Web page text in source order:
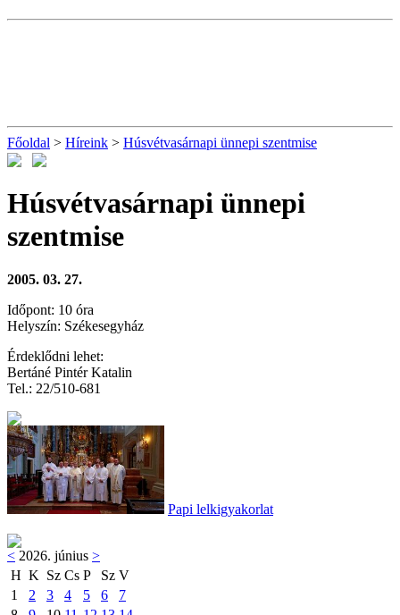
Főoldal > Híreink > Húsvétvasárnapi ünnepi szentmise
Húsvétvasárnapi ünnepi
szentmise
2005. 03. 27.
Időpont: 10 óra
Helyszín: Székesegyház
Érdeklődni lehet:
Bertáné Pintér Katalin
Tel.: 22/510-681
Papi lelkigyakorlat
< 2026. június >
H K Sz Cs P Sz V
1
2 3 4 5 6
7